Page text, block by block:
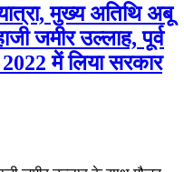
मुख्य अतिथि अबू
जमीर उल्लाह, पूर्व
में लिया सरकार